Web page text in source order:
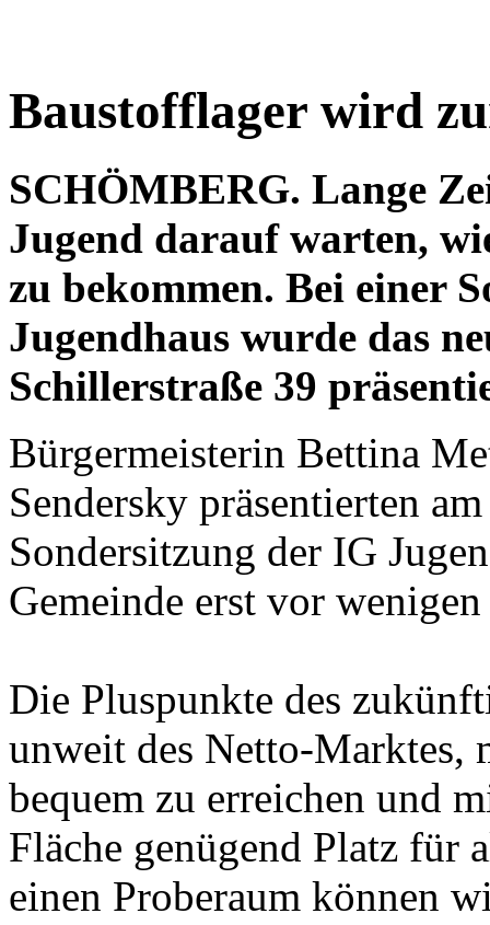
Baustofflager wird
SCHÖMBERG. Lange
Jugend darauf warten,
zu bekommen. Bei einer
Jugendhaus wurde das
Schillerstraße 39
Bürgermeisterin Bettina
Sendersky präsentierten
Sondersitzung der IG
Gemeinde erst vor
Die Pluspunkte des
unweit des Netto-
bequem zu erreichen und
Fläche genügend Platz für
einen Proberaum können